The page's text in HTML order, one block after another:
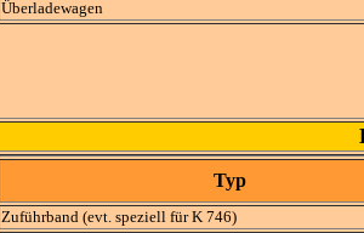
Überladewagen
Typ
Zuführband (evt. speziell für K 746)